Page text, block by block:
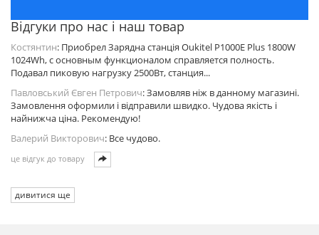
Відгуки про нас і наш товар
Костянтин: Приобрел Зарядна станція Oukitel P1000E Plus 1800W
1024Wh, с основным функционалом справляется полность.
Подавал пиковую нагрузку 2500Вт, станция...
Павловський Євген Петрович: Замовляв ніж в данному магазині.
Замовлення оформили і відправили швидко. Чудова якість і
найнижча ціна. Рекомендую!
Валерий Викторович: Все чудово.
це відгук до товару
дивитися ще